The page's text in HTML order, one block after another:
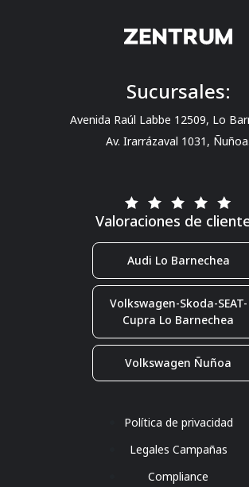
Valoraciones de
Audi Lo Barnechea
Volkswagen-Skoda-SEAT-
Cupra Lo Barnechea
Volkswagen Ñuñoa
Sucursales:
Avenida Raúl Labbe 12509, Lo
Av. Irarrázaval 1031, Ñuñoa.
Política de privacidad
Legales Campañas
Compliance